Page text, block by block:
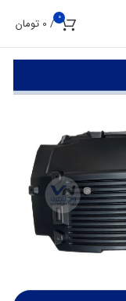
0
/
0 تومان